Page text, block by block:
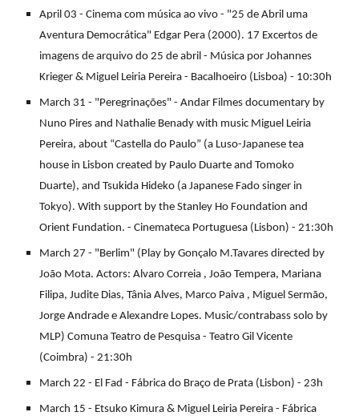
April 03 - Cinema com música ao vivo - "25 de Abril uma
Aventura Democrática" Edgar Pera (2000). 17 Excertos de
imagens de arquivo do 25 de abril - Música por Johannes
Krieger & Miguel Leiria Pereira - Bacalhoeiro (Lisboa) - 10:30h
March 31 - "Peregrinações" - Andar Filmes documentary by
Nuno Pires and Nathalie Benady with music Miguel Leiria
Pereira, about “Castella do Paulo” (a Luso-Japanese tea
house in Lisbon created by Paulo Duarte and Tomoko
Duarte), and Tsukida Hideko (a Japanese Fado singer in
Tokyo). With support by the Stanley Ho Foundation and
Orient Fundation. - Cinemateca Portuguesa (Lisbon) - 21:30h
March 27 - "Berlim" (Play by Gonçalo M.Tavares directed by
João Mota. Actors: Alvaro Correia , João Tempera, Mariana
Filipa, Judite Dias, Tânia Alves, Marco Paiva , Miguel Sermão,
Jorge Andrade e Alexandre Lopes. Music/contrabass solo by
MLP) Comuna Teatro de Pesquisa - Teatro Gil Vicente
(Coimbra) - 21:30h
March 22 - El Fad - Fábrica do Braço de Prata (Lisbon) - 23h
March 15 - Etsuko Kimura & Miguel Leiria Pereira - Fábrica